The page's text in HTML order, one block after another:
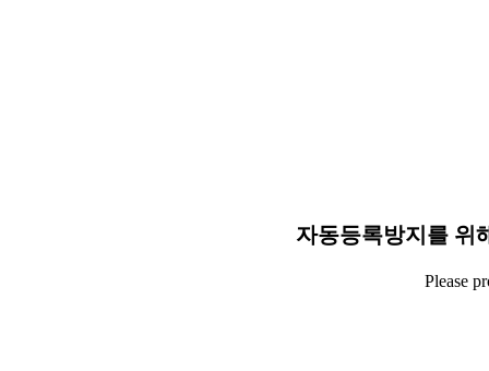
자동등록방지를 위
Please